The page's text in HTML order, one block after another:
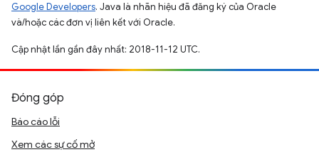
Google Developers. Java là nhãn hiệu đã đăng ký của Oracle
và/hoặc các đơn vị liên kết với Oracle.
Cập nhật lần gần đây nhất: 2018-11-12 UTC.
Đóng góp
Báo cáo lỗi
Xem các sự cố mở